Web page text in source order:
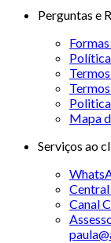
Perguntas e
Mapa
Serviços ao
Canal